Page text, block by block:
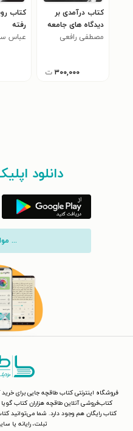
کتاب درآمدی بر
دیدگاه های جامعه
شناختی، سیاسی و
مصطفی رافعی
۳۰۰,۰۰۰ ت
کتاب
رفته
عباس
دانلود
...
فروشگاه اینترنتی کتاب طاقچه جایی برای
کتاب‌فروشی آنلاین طاقچه هزاران کتاب
کتاب رایگان هم وجود دارد. شما می‌توانید
تبلت، رایانه یا